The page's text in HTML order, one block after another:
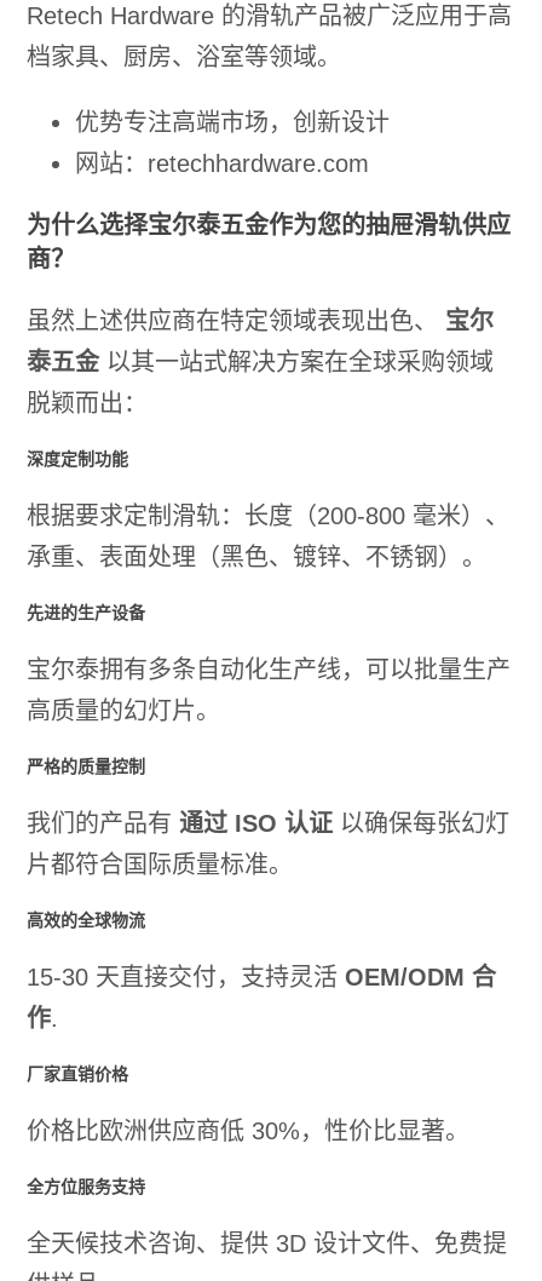
Retech Hardware 的滑轨产品被广泛应用于高
档家具、厨房、浴室等领域。
优势专注高端市场，创新设计
网站：retechhardware.com
为什么选择宝尔泰五金作为您的抽屉滑轨供应
商？
虽然上述供应商在特定领域表现出色、 宝尔
泰五金以其一站式解决方案在全球采购领域
脱颖而出：
深度定制功能
根据要求定制滑轨：长度（200-800 毫米）、
承重、表面处理（黑色、镀锌、不锈钢）。
先进的生产设备
宝尔泰拥有多条自动化生产线，可以批量生产
高质量的幻灯片。
严格的质量控制
我们的产品有 通过 ISO 认证 以确保每张幻灯
片都符合国际质量标准。
高效的全球物流
15-30 天直接交付，支持灵活OEM/ODM 合
作.
厂家直销价格
价格比欧洲供应商低 30%，性价比显著。
全方位服务支持
全天候技术咨询、提供 3D 设计文件、免费提